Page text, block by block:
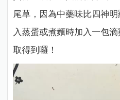
尾草，因為中藥味比四神
入蒸蛋或煮麵時加入一包
取得到囉！